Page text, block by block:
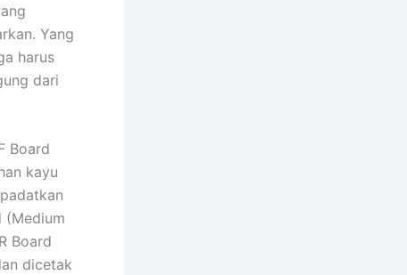
Yang
harus
dari
Board
kayu
(Medium
Board
dicetak